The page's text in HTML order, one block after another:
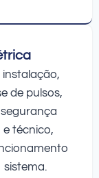
de pulsos,
técnico,
sistema.